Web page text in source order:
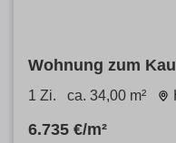
Wohnung zum
34 m²
1 Zi. ca. 34,00 m²
6.735 €/m²